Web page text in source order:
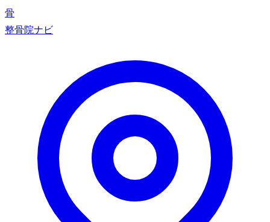
骨
整骨院ナビ